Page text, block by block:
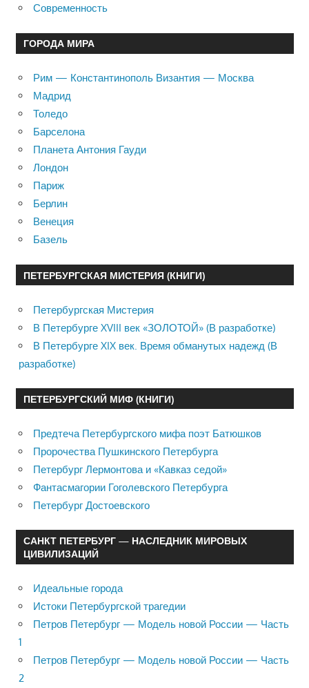
Современность
ГОРОДА МИРА
Рим — Константинополь Византия — Москва
Мадрид
Толедо
Барселона
Планета Антония Гауди
Лондон
Париж
Берлин
Венеция
Базель
ПЕТЕРБУРГСКАЯ МИСТЕРИЯ (КНИГИ)
Петербургская Мистерия
В Петербурге XVIII век «ЗОЛОТОЙ» (В разработке)
В Петербурге XIX век. Время обманутых надежд (В
разработке)
ПЕТЕРБУРГСКИЙ МИФ (КНИГИ)
Предтеча Петербургского мифа поэт Батюшков
Пророчества Пушкинского Петербурга
Петербург Лермонтова и «Кавказ седой»
Фантасмагории Гоголевского Петербурга
Петербург Достоевского
САНКТ ПЕТЕРБУРГ — НАСЛЕДНИК МИРОВЫХ
ЦИВИЛИЗАЦИЙ
Идеальные города
Истоки Петербургской трагедии
Петров Петербург — Модель новой России — Часть
1
Петров Петербург — Модель новой России — Часть
2